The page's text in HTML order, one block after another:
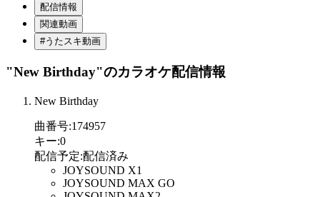
配信情報
関連動画
#うたスキ動画
"New Birthday"のカラオケ配信情報
New Birthday
曲番号:174957
キー:0
配信予定:配信済み
JOYSOUND X1
JOYSOUND MAX GO